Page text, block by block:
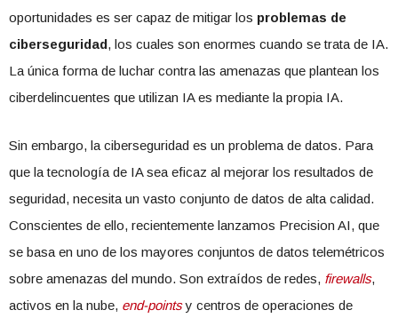
oportunidades es ser capaz de mitigar los problemas de
ciberseguridad, los cuales son enormes cuando se trata de IA.
La única forma de luchar contra las amenazas que plantean los
ciberdelincuentes que utilizan IA es mediante la propia IA.
Sin embargo, la ciberseguridad es un problema de datos. Para
que la tecnología de IA sea eficaz al mejorar los resultados de
seguridad, necesita un vasto conjunto de datos de alta calidad.
Conscientes de ello, recientemente lanzamos Precision AI, que
se basa en uno de los mayores conjuntos de datos telemétricos
sobre amenazas del mundo. Son extraídos de redes, firewalls,
activos en la nube, end-pointsy centros de operaciones de